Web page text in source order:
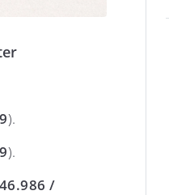
).
).
/